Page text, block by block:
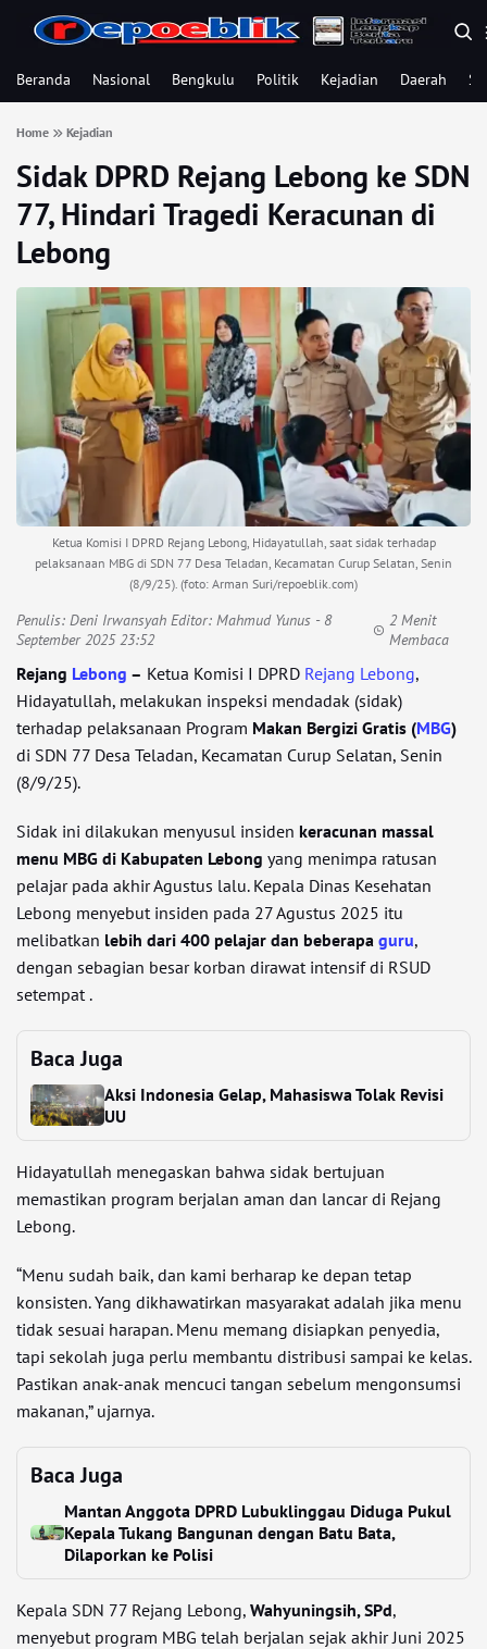
Beranda Nasional Bengkulu Politik Kejadian Daerah
Home Kejadian
Sidak DPRD Rejang Lebong ke SDN
77, Hindari Tragedi Keracunan di
Lebong
Ketua Komisi I DPRD Rejang Lebong, Hidayatullah, saat sidak terhadap
pelaksanaan MBG di SDN 77 Desa Teladan, Kecamatan Curup Selatan, Senin
(8/9/25). (foto: Arman Suri/repoeblik.com)
Penulis: Deni Irwansyah Editor: Mahmud Yunus - 8
September 2025 23:52
2 Menit
Membaca
Rejang Lebong – Ketua Komisi I DPRD Rejang Lebong,
Hidayatullah, melakukan inspeksi mendadak (sidak)
terhadap pelaksanaan Program Makan Bergizi Gratis (MBG)
di SDN 77 Desa Teladan, Kecamatan Curup Selatan, Senin
(8/9/25).
Sidak ini dilakukan menyusul insiden keracunan massal
menu MBG di Kabupaten Lebong yang menimpa ratusan
pelajar pada akhir Agustus lalu. Kepala Dinas Kesehatan
Lebong menyebut insiden pada 27 Agustus 2025 itu
melibatkan lebih dari 400 pelajar dan beberapa guru,
dengan sebagian besar korban dirawat intensif di RSUD
setempat .
Baca Juga
Aksi Indonesia Gelap, Mahasiswa Tolak Revisi
UU
Hidayatullah menegaskan bahwa sidak bertujuan
memastikan program berjalan aman dan lancar di Rejang
Lebong.
“Menu sudah baik, dan kami berharap ke depan tetap
konsisten. Yang dikhawatirkan masyarakat adalah jika menu
tidak sesuai harapan. Menu memang disiapkan penyedia,
tapi sekolah juga perlu membantu distribusi sampai ke kelas.
Pastikan anak-anak mencuci tangan sebelum mengonsumsi
makanan,” ujarnya.
Baca Juga
Mantan Anggota DPRD Lubuklinggau Diduga Pukul
Kepala Tukang Bangunan dengan Batu Bata,
Dilaporkan ke Polisi
Kepala SDN 77 Rejang Lebong, Wahyuningsih, SPd,
menyebut program MBG telah berjalan sejak akhir Juni 2025